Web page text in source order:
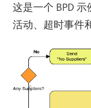
这是一个 BPD
活动、超时事件